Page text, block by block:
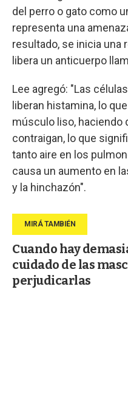
del perro o gato como
representa una
resultado, se inicia una
libera un anticuerpo
Lee agregó: "Las
liberan histamina, lo
músculo liso, haciendo
contraigan, lo que
tanto aire en los
causa un aumento en
y la hinchazón".
Cuando hay
cuidado de las
perjudicarlas